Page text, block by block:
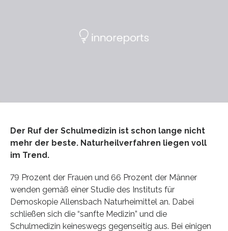
Der Ruf der Schulmedizin ist schon lange nicht
mehr der beste. Naturheilverfahren liegen voll
im Trend.
79 Prozent der Frauen und 66 Prozent der Männer
wenden gemäß einer Studie des Instituts für
Demoskopie Allensbach Naturheimittel an. Dabei
schließen sich die “sanfte Medizin” und die
Schulmedizin keineswegs gegenseitig aus. Bei einigen